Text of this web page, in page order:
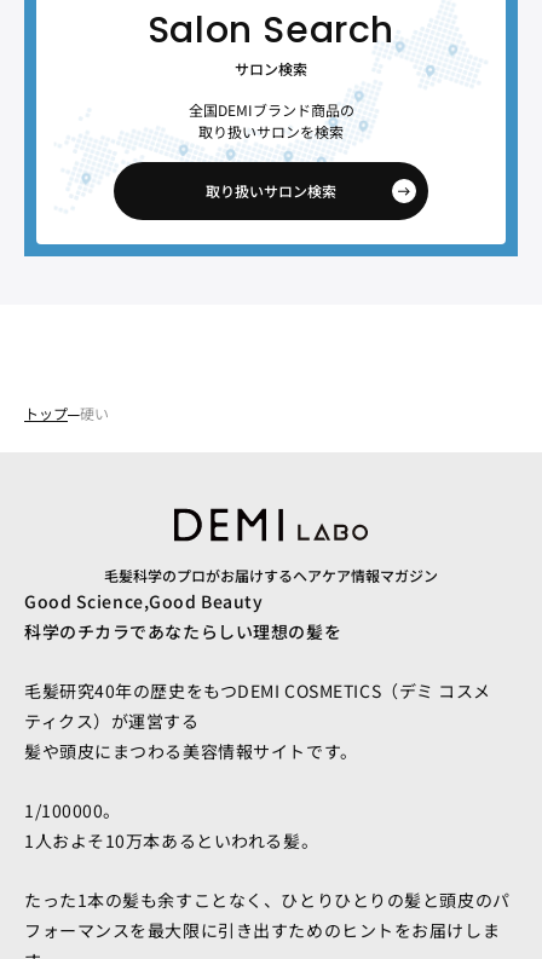
サロン検索
全国DEMIブランド商品の
取り扱いサロンを検索
取り扱いサロン検索
トップ 硬い
毛髪科学のプロがお届けするヘアケア情報マガジン
Good Science,Good Beauty
科学のチカラであなたらしい理想の髪を
毛髪研究40年の歴史をもつDEMI COSMETICS（デミ コスメ
ティクス）が運営する
髪や頭皮にまつわる美容情報サイトです。
1/100000。
1人およそ10万本あるといわれる髪。
たった1本の髪も余すことなく、ひとりひとりの髪と頭皮のパ
フォーマンスを最大限に引き出すためのヒントをお届けしま